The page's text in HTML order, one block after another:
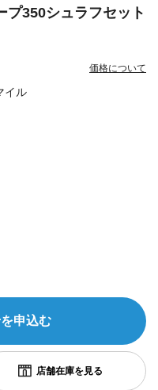
イル
プ350シュラフセット
価格について
申込む